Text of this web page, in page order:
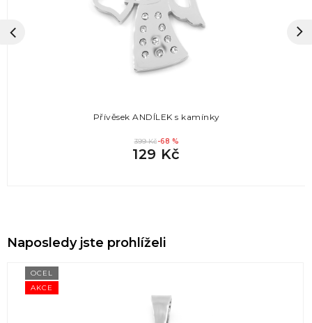
Přívěsek ANDÍLEK s kamínky
399 Kč-68 %
129 Kč
Naposledy jste prohlíželi
AKCE
OCEL